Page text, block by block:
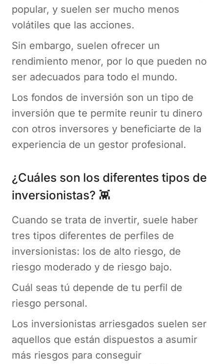
popular, y suelen ser mucho menos
volátiles que las acciones.
Sin embargo, suelen ofrecer un
rendimiento menor, por lo que pueden no
ser adecuados para todo el mundo.
Los fondos de inversión son un tipo de
inversión que te permite reunir tu dinero
con otros inversores y beneficiarte de la
experiencia de un gestor profesional.
¿Cuáles son los diferentes tipos de
inversionistas? 👾
Cuando se trata de invertir, suele haber
tres tipos diferentes de perfiles de
inversionistas: los de alto riesgo, de
riesgo moderado y de riesgo bajo.
Cuál seas tú depende de tu perfil de
riesgo personal.
Los inversionistas arriesgados suelen ser
aquellos que están dispuestos a asumir
más riesgos para conseguir